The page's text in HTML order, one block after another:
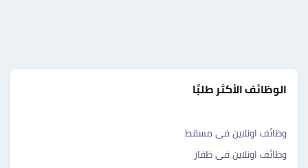
الوظائف الأكثر طلبًا
وظائف اونلاين فى مسقط
وظائف اونلاين فى ظفار